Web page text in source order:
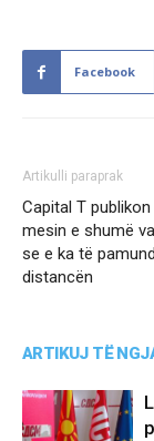
Facebook
Artikulli paraprak
Capital T
mesin e shumë
se e ka të
distancën
ARTIKUJ TË